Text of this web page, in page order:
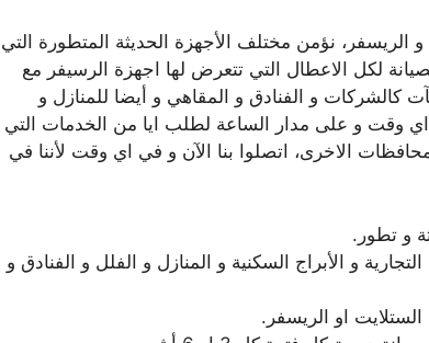
الريسفر، نؤمن مختلف الأجهزة الحديثة المتطورة التي
لكل الاعطال التي تتعرض لها اجهزة الرسيفر مع
كالشركات و الفنادق و المقاهي و أيضا للمنازل و
اي وقت و على مدار الساعة لطلب ايا من الخدمات التي
الاخرى، اتصلوا بنا الآن و في اي وقت لأننا في
و تطور.
و الأبراج السكنية و المنازل و الفلل و الفنادق و
او الريسفر.